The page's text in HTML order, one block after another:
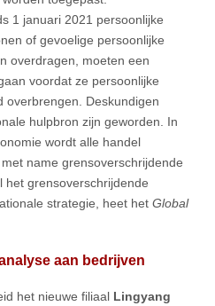
1 januari 2021 persoonlijke
of gevoelige persoonlijke
overdragen, moeten een
voordat ze persoonlijke
overbrengen. Deskundigen
hulpbron zijn geworden. In
wordt alle handel
name grensoverschrijdende
het grensoverschrijdende
strategie, heet het Global
aan bedrijven
het nieuwe filiaal Lingyang